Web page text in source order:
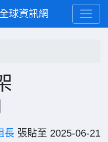
球資訊網
長 張貼至 2025-06-21